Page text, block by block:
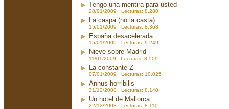
Tengo una mentira para usted
28/01/2009 Lecturas: 8.280
La caspa (no la casta)
15/01/2009 Lecturas: 8.368
España desacelerada
15/01/2009 Lecturas: 9.249
Nieve sobre Madrid
11/01/2009 Lecturas: 8.509
La constante Z
07/01/2009 Lecturas: 10.025
Annus horribilis
31/12/2008 Lecturas: 8.140
Un hotel de Mallorca
22/12/2008 Lecturas: 8.110